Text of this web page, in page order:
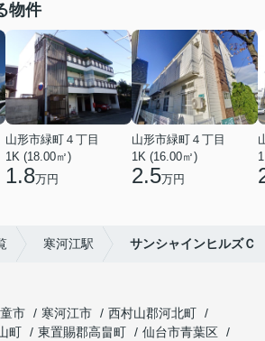
物件
山形市緑町４丁目
1K (18.00㎡)
1.8万円
山形市緑町４丁目
1K (16.00㎡)
2.5万円
寒河江駅 サンシャインヒルズＣ
市 寒河江市
西村山郡河北町
町 東置賜郡高畠町
仙台市青葉区